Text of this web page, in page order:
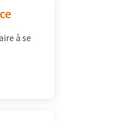
à se